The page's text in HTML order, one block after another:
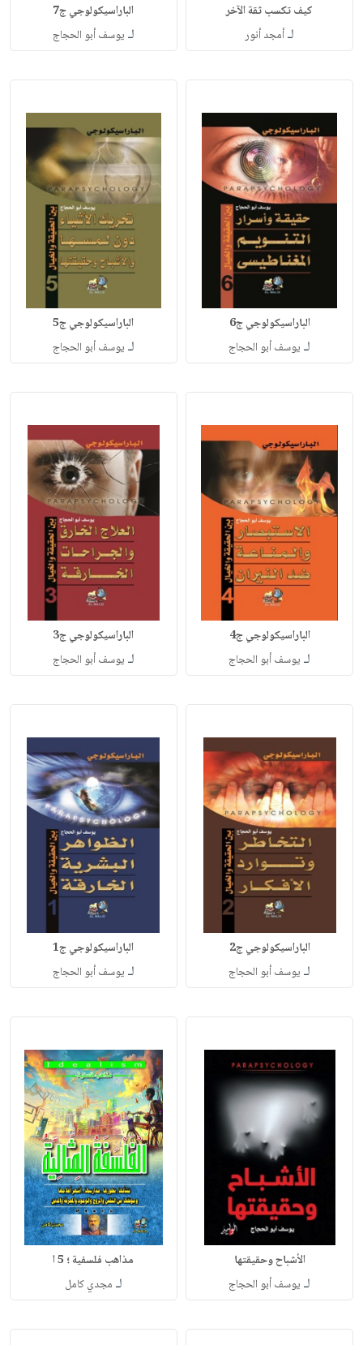
كيف تكسب ثقة الآخر
لـأمجد أنور
الباراسيكولوجي ج7
لـ يوسف أبو الحجاج
الباراسيكولوجي ج6
لـ يوسف أبو الحجاج
الباراسيكولوجي ج5
لـ يوسف أبو الحجاج
الباراسيكولوجي ج4
لـ يوسف أبو الحجاج
الباراسيكولوجي ج3
لـ يوسف أبو الحجاج
الباراسيكولوجي ج2
لـ يوسف أبو الحجاج
الباراسيكولوجي ج1
لـ يوسف أبو الحجاج
الأشباح وحقيقتها
لـ يوسف أبو الحجاج
مذاهب فلسفية ؛ 5 ا
لـ مجدي كامل